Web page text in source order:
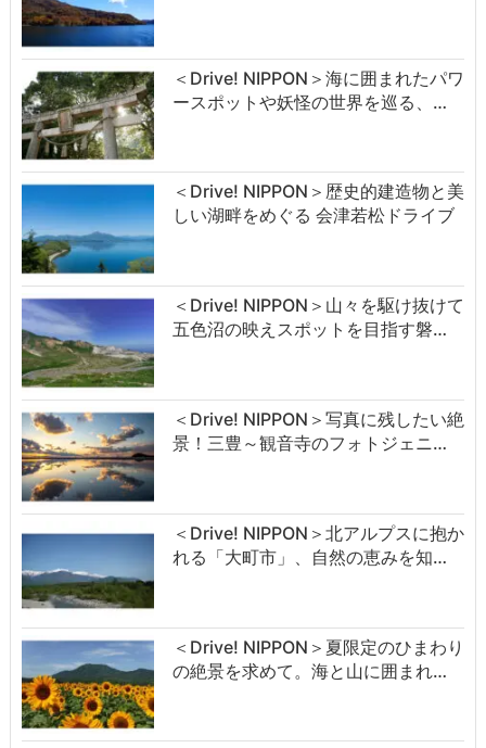
＜Drive! NIPPON＞海に囲まれたパワ
ースポットや妖怪の世界を巡る、…
＜Drive! NIPPON＞歴史的建造物と美
しい湖畔をめぐる 会津若松ドライブ
＜Drive! NIPPON＞山々を駆け抜けて
五色沼の映えスポットを目指す磐…
＜Drive! NIPPON＞写真に残したい絶
景！三豊～観音寺のフォトジェニ…
＜Drive! NIPPON＞北アルプスに抱か
れる「大町市」、自然の恵みを知…
＜Drive! NIPPON＞夏限定のひまわり
の絶景を求めて。海と山に囲まれ…